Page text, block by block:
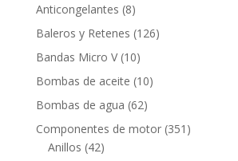
Anticongelantes 88
productos
Baleros y Retenes 126126
Bandas Micro V 1010
productos
Bombas de aceite 1010
Bombas de agua 6262
productos
Componentes de motor 351 351
Anillos 4242